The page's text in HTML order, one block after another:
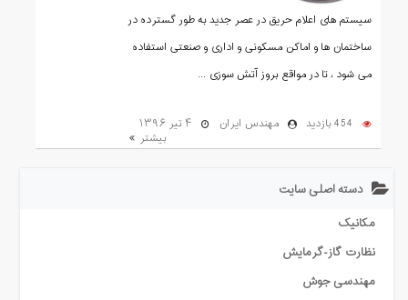
سیستم های اعلام حریق در عصر جدید به طور گسترده در
ساختمان ها و اماکن مسکونی و اداری و صنعتی استفاده
می شود ، تا در مواقع بروز آتش سوزی ...
454 بازدید مهندس ایران ۴ تیر ۱۳۹۶
بیشتر
دسته اصلی سایت
مکانیک
نظارت گاز-گرمایش
مهندسی جوش